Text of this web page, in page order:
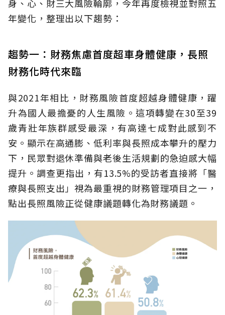
身、心、財三大風險輪廓，今年再度檢視並對照五
年變化，整理出以下趨勢：
趨勢一：財務焦慮首度超車身體健康，長照
財務化時代來臨
與2021年相比，財務風險首度超越身體健康，躍
升為國人最擔憂的人生風險。這項轉變在30至39
歲青壯年族群感受最深，有高達七成對此感到不
安。顯示在高通膨、低利率與長照成本攀升的壓力
下，民眾對退休準備與老後生活規劃的急迫感大幅
提升。調查更指出，有13.5%的受訪者直接將「醫
療與長照支出」視為最重視的財務管理項目之一，
點出長照風險正從健康議題轉化為財務議題。